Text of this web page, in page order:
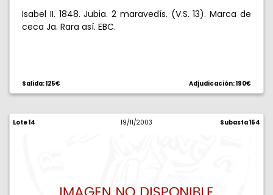
Isabel II. 1848. Jubia. 2 maravedís. (V.S. 13). Marca de
ceca Ja. Rara así. EBC.
Salida: 125€ Adjudicación: 190€
Lote 14 19/11/2003 Subasta 154